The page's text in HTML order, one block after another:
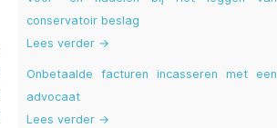
conservatoir beslag
Lees verder →
Onbetaalde facturen incasseren met een
advocaat
Lees verder →